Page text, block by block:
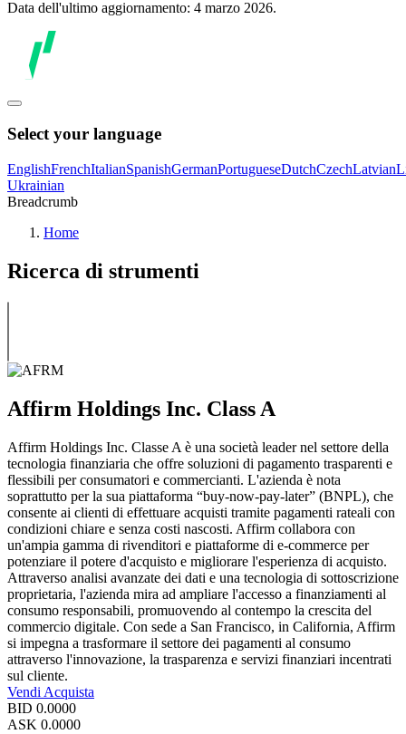
Data dell'ultimo aggiornamento: 4 marzo 2026.
Select your language
EnglishFrenchItalianSpanishGermanPortugueseDutchCzechLatvian
Ukrainian
Breadcrumb
Home
Ricerca di strumenti
Affirm Holdings Inc. Class A
Affirm Holdings Inc. Classe A è una società leader nel settore della
tecnologia finanziaria che offre soluzioni di pagamento trasparenti e
flessibili per consumatori e commercianti. L'azienda è nota
soprattutto per la sua piattaforma “buy-now-pay-later” (BNPL), che
consente ai clienti di effettuare acquisti tramite pagamenti rateali con
condizioni chiare e senza costi nascosti. Affirm collabora con
un'ampia gamma di rivenditori e piattaforme di e-commerce per
potenziare il potere d'acquisto e migliorare l'esperienza di acquisto.
Attraverso analisi avanzate dei dati e una tecnologia di sottoscrizione
proprietaria, l'azienda mira ad ampliare l'accesso a finanziamenti al
consumo responsabili, promuovendo al contempo la crescita del
commercio digitale. Con sede a San Francisco, in California, Affirm
si impegna a trasformare il settore dei pagamenti al consumo
attraverso l'innovazione, la trasparenza e servizi finanziari incentrati
sul cliente.
Vendi Acquista
BID 0.0000
ASK 0.0000